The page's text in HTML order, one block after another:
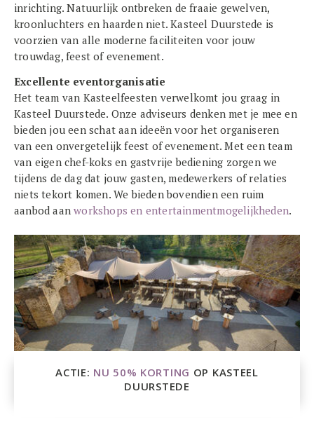
inrichting. Natuurlijk ontbreken de fraaie gewelven,
kroonluchters en haarden niet.Kasteel Duurstede is
voorzien van alle moderne faciliteiten voor jouw
trouwdag, feest of evenement.
Excellente eventorganisatie
Het team van Kasteelfeesten verwelkomt jou graag in
Kasteel Duurstede. Onze adviseurs denken met je mee en
bieden jou een schat aan ideeën voor het organiseren
van een onvergetelijk feest of evenement. Met een team
van eigen chef-koks en gastvrije bediening zorgen we
tijdens de dag dat jouw gasten, medewerkers of relaties
niets tekort komen. We bieden bovendien een ruim
aanbod aanworkshops en entertainmentmogelijkheden.
ACTIE: NU 50% KORTING OP KASTEEL
DUURSTEDE